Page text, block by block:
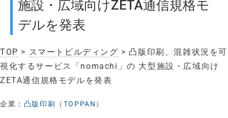
施設・広域向けZETA通信規格モ
デルを発表
TOP > スマートビルディング > 凸版印刷、混雑状況を可
視化するサービス「nomachi」の 大型施設・広域向け
ZETA通信規格モデルを発表
企業： 凸版印刷（TOPPAN）